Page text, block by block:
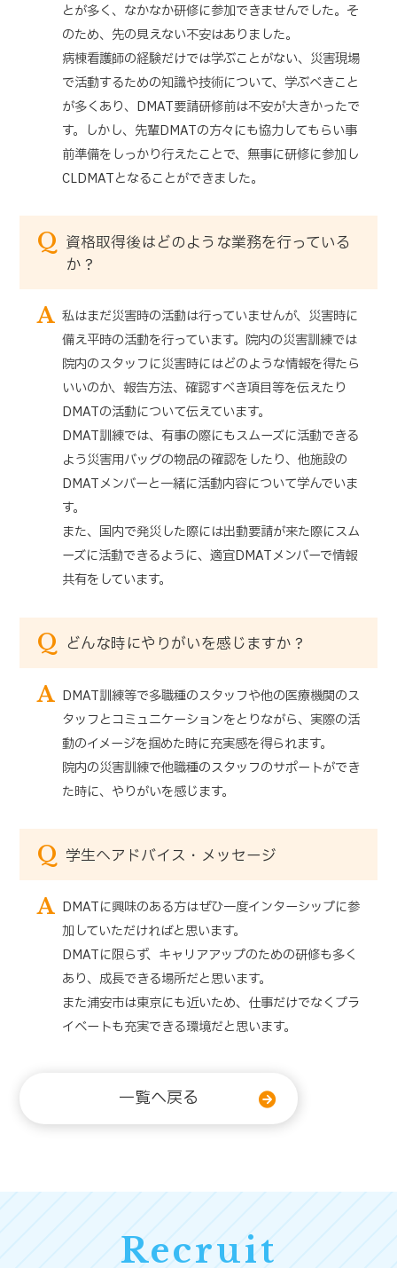
とが多く、なかなか研修に参加できませんでした。そ
のため、先の見えない不安はありました。
病棟看護師の経験だけでは学ぶことがない、災害現場
で活動するための知識や技術について、学ぶべきこと
が多くあり、DMAT要請研修前は不安が大きかったで
す。しかし、先輩DMATの方々にも協力してもらい事
前準備をしっかり行えたことで、無事に研修に参加し
CLDMATとなることができました。
Q 資格取得後はどのような業務を行っている
か？
A 私はまだ災害時の活動は行っていませんが、災害時に
備え平時の活動を行っています。院内の災害訓練では
院内のスタッフに災害時にはどのような情報を得たら
いいのか、報告方法、確認すべき項目等を伝えたり
DMATの活動について伝えています。
DMAT訓練では、有事の際にもスムーズに活動できる
よう災害用バッグの物品の確認をしたり、他施設の
DMATメンバーと一緒に活動内容について学んでいま
す。
また、国内で発災した際には出動要請が来た際にスム
ーズに活動できるように、適宜DMATメンバーで情報
共有をしています。
Q どんな時にやりがいを感じますか？
A DMAT訓練等で多職種のスタッフや他の医療機関のス
タッフとコミュニケーションをとりながら、実際の活
動のイメージを掴めた時に充実感を得られます。
院内の災害訓練で他職種のスタッフのサポートができ
た時に、やりがいを感じます。
Q 学生へアドバイス・メッセージ
A DMATに興味のある方はぜひ一度インターシップに参
加していただければと思います。
DMATに限らず、キャリアアップのための研修も多く
あり、成長できる場所だと思います。
また浦安市は東京にも近いため、仕事だけでなくプラ
イベートも充実できる環境だと思います。
一覧へ戻る
Recruit